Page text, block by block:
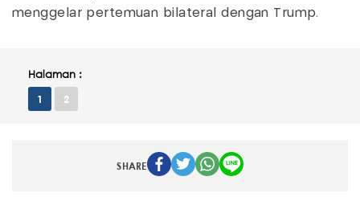
menggelar pertemuan bilateral dengan Trump.
Halaman :
1 2
SHARE